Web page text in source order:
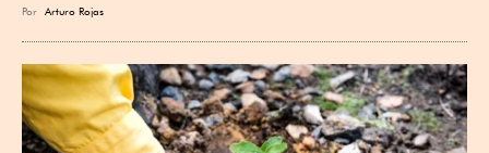
Por Arturo Rojas